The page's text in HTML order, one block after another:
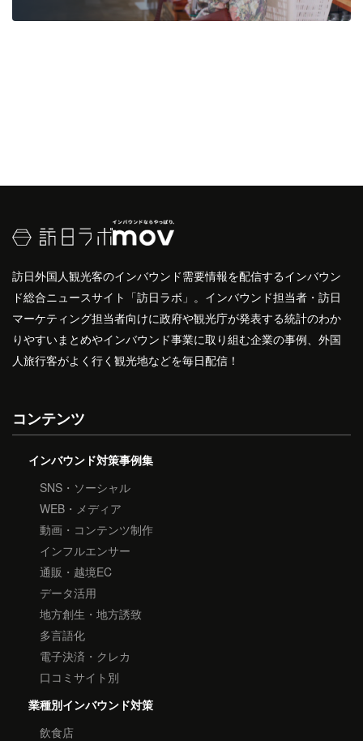
訪日外国人観光客のインバウンド需要情報を配信するインバウン
ド総合ニュースサイト「訪日ラボ」。インバウンド担当者・訪日
マーケティング担当者向けに政府や観光庁が発表する統計のわか
りやすいまとめやインバウンド事業に取り組む企業の事例、外国
人旅行客がよく行く観光地などを毎日配信！
コンテンツ
インバウンド対策事例集
SNS・ソーシャル
WEB・メディア
動画・コンテンツ制作
インフルエンサー
通販・越境EC
データ活用
地方創生・地方誘致
多言語化
電子決済・クレカ
口コミサイト別
業種別インバウンド対策
飲食店